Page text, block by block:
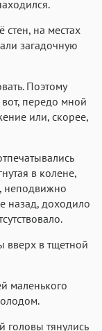
на местах
загадочную
Поэтому
передо мной
или, скорее,
в колене,
неподвижно
назад, доходило
вверх в тщетной
маленького
головы тянулись